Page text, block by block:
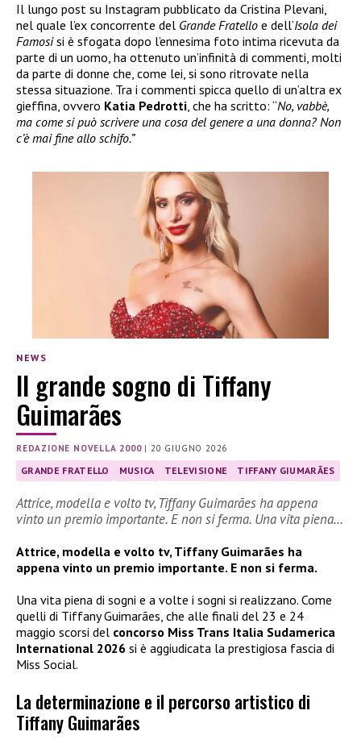
Il lungo post su Instagram pubblicato da Cristina Plevani,
nel quale l’ex concorrente del Grande Fratello e dell’Isola dei
Famosisi è sfogata dopo l’ennesima foto intima ricevuta da
parte di un uomo, ha ottenuto un’infinità di commenti, molti
da parte di donne che, come lei, si sono ritrovate nella
stessa situazione. Tra i commenti spicca quello di un’altra ex
gieffina, ovvero Katia Pedrotti, che ha scritto: “No, vabbè,
ma come si può scrivere una cosa del genere a una donna? Non
c’è mai fine allo schifo.”
NEWS
Il grande sogno di Tiffany
Guimarães
REDAZIONE NOVELLA 2000|20 GIUGNO 2026
GRANDE FRATELLO MUSICA TELEVISIONE TIFFANY GIUMARÃES
Attrice, modella e volto tv, Tiffany Guimarães ha appena
vinto un premio importante. E non si ferma. Una vita piena…
Attrice, modella e volto tv, Tiffany Guimarães ha
appena vinto un premio importante. E non si ferma.
Una vita piena di sogni e a volte i sogni si realizzano. Come
quelli di Tiffany Guimarães, che alle finali del 23 e 24
maggio scorsi del concorso Miss Trans Italia Sudamerica
International 2026 si è aggiudicata la prestigiosa fascia di
Miss Social.
La determinazione e il percorso artistico di
Tiffany Guimarães